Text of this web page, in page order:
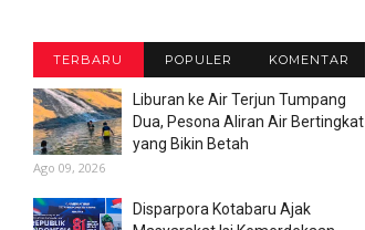
TERBARU POPULER KOMENTAR
Liburan ke Air Terjun Tumpang
Dua, Pesona Aliran Air Bertingkat
yang Bikin Betah
Ago 09, 2026
Disparpora Kotabaru Ajak